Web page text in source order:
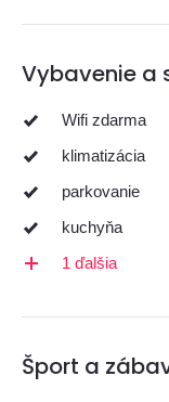
Vybavenie a
Wifi zdarma
klimatizácia
parkovanie
kuchyňa
1 ďalšia
Šport a